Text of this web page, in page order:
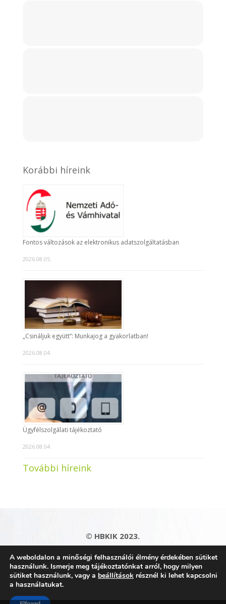
Korábbi híreink
Fontos változások az elektronikus adatszolgáltatásban
2026.08.05.
„Csináljuk együtt”: Munkajog a gyakorlatban!
2026.08.04.
Ügyfélszolgálati tájékoztató
2026.08.04.
További híreink
© HBKIK 2023.
Adatkezelési tájékoztató|Impresszum|
Kapcsolat|Honlaptérkép
A weboldalon a minőségi felhasználói élmény érdekében sütiket
használunk. Ismerje meg tájékoztatónkat arról, hogy milyen
sütiket használunk, vagy a beállítások résznél ki lehet kapcsolni
a használatukat.